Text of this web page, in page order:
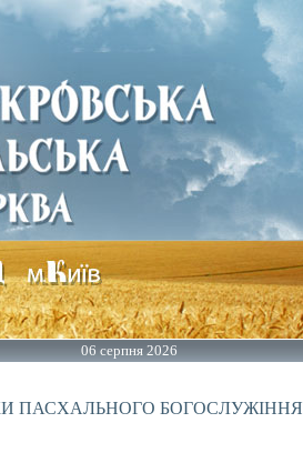
06 серпня 2026
ПАСХАЛЬНОГО БОГОСЛУЖІННЯ